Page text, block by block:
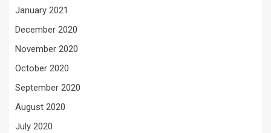
January 2021
December 2020
November 2020
October 2020
September 2020
August 2020
July 2020